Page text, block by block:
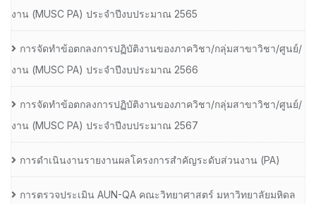
งาน (MUSC PA) ประจำปีงบประมาณ 2565
การจัดทำข้อตกลงการปฏิบัติงานของภาควิชา/กลุ่มสาขาวิชา/ศูนย์/
งาน (MUSC PA) ประจำปีงบประมาณ 2566
การจัดทำข้อตกลงการปฏิบัติงานของภาควิชา/กลุ่มสาขาวิชา/ศูนย์/
งาน (MUSC PA) ประจำปีงบประมาณ 2567
การดำเนินงานรายงานผลโครงการสำคัญระดับส่วนงาน (PA)
การตรวจประเมิน AUN-QA คณะวิทยาศาสตร์ มหาวิทยาลัยมหิดล